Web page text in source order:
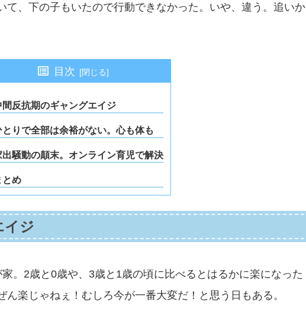
て、下の子もいたので行動できなかった。いや、違う。追いか
目次
間反抗期のギャングエイジ
とりで全部は余裕がない。心も体も
出騒動の顛末。オンライン育児で解決
とめ
イジ
。2歳と0歳や、3歳と1歳の頃に比べるとはるかに楽になった
楽じゃねぇ！むしろ今が一番大変だ！と思う日もある。